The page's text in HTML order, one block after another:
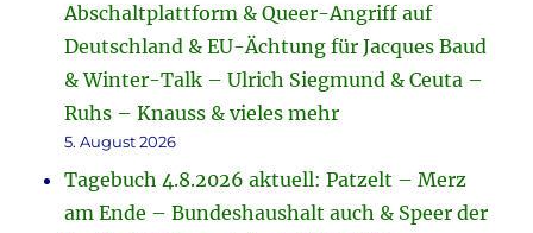
Abschaltplattform & Queer-Angriff auf
Deutschland & EU-Ächtung für Jacques Baud
& Winter-Talk – Ulrich Siegmund & Ceuta –
Ruhs – Knauss & vieles mehr
5. August 2026
Tagebuch 4.8.2026 aktuell: Patzelt – Merz
am Ende – Bundeshaushalt auch & Speer der